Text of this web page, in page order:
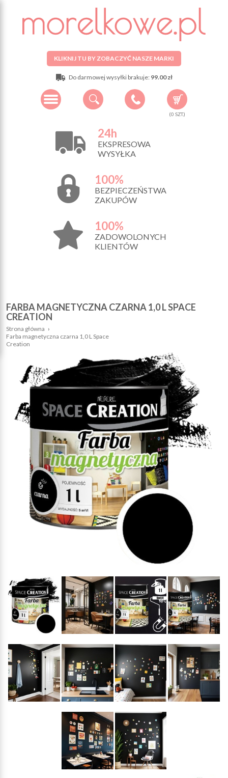
KLIKNIJ TU BY ZOBACZYĆ NASZE MARKI
Do darmowej wysyłki brakuje: 99.00 zł
(0 SZT.)
24h
EKSPRESOWA
WYSYŁKA
100%
BEZPIECZEŃSTWA
ZAKUPÓW
100%
ZADOWOLONYCH
KLIENTÓW
FARBA MAGNETYCZNA CZARNA 1,0 L SPACE
CREATION
Strona główna ›
Farba magnetyczna czarna 1,0 L Space
Creation